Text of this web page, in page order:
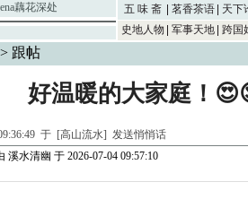
藕花深处 五 味 斋 茗香茶语
天下
史地人物
军事天地 跨国
> 跟帖
好温暖的大家庭！
于 [高山流水] 发送悄悄话
溪水清幽 于 2026-07-04 09:57:10